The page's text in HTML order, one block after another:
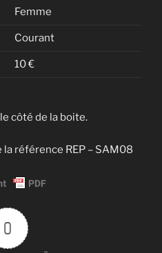
Femme
Courant
10 €
côté de la boite.
référence REP – SAM08
0